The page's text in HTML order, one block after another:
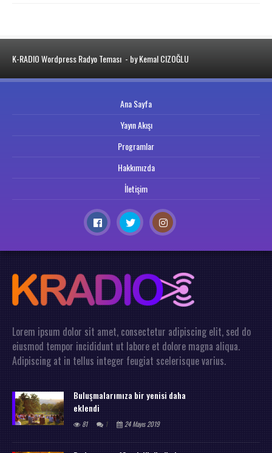
K-RADIO Wordpress Radyo Teması - by Kemal CIZOĞLU
Ana Sayfa
Yayın Akışı
Programlar
Hakkımızda
İletişim
Lorem ipsum dolor sit amet, consectetur adipiscing elit, sed do
eiusmod tempor incididunt ut labore et dolore magna aliqua.
Adipiscing at in tellus integer feugiat scelerisque varius.
Buluşmalarımıza bir yenisi daha
eklendi
81 1 24 Mayıs 2019